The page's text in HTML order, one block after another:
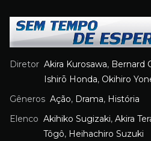
Diretor Akira Kurosawa, Bernard
Ishirō Honda, Okihiro
Gêneros Ação, Drama, História
Elenco Akihiko Sugizaki, Akira
Tôgô, Heihachiro Suzuki